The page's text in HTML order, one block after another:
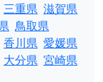
三重県 滋賀県
鳥取県
香川県 愛媛県
大分県 宮崎県